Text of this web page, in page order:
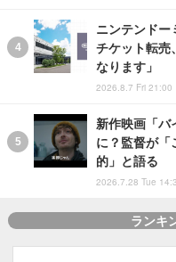
ニンテンドー
チケット転売
なります」
2026.8.7 Fri 21:00
新作映画「バ
に？監督が「
的」と語る
2026.7.28 Tue
ランキ